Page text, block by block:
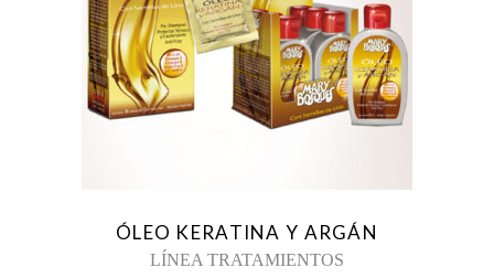
ÓLEO KERATINA Y ARGÁN
LÍNEA TRATAMIENTOS